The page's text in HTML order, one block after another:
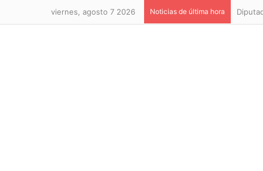
viernes, agosto 7 2026 Noticias de última hora